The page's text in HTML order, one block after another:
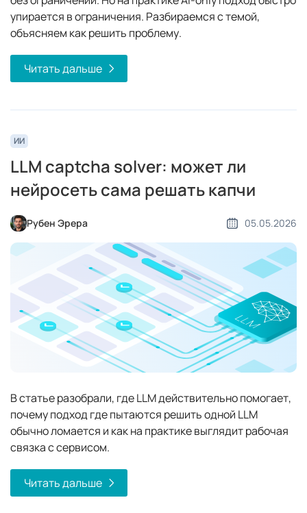
упирается в ограничения. Разбираемся с темой,
объясняем как решить проблему.
Читать дальше
ИИ
LLM captcha solver: может ли
нейросеть сама решать капчи
Рубен Эрера 05.05.2026
В статье разобрали, где LLM действительно помогает,
почему подход где пытаются решить одной LLM
обычно ломается и как на практике выглядит рабочая
связка с сервисом.
Читать дальше